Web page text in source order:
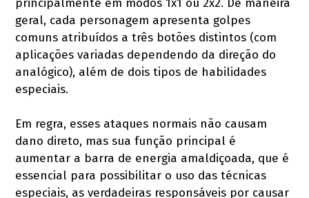
principalmente em modos 1x1 ou 2x2. De maneira
geral, cada personagem apresenta golpes
comuns atribuídos a três botões distintos (com
aplicações variadas dependendo da direção do
analógico), além de dois tipos de habilidades
especiais.
Em regra, esses ataques normais não causam
dano direto, mas sua função principal é
aumentar a barra de energia amaldiçoada, que é
essencial para possibilitar o uso das técnicas
especiais, as verdadeiras responsáveis por causar